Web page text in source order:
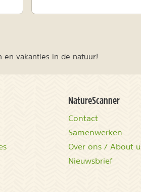
en vakanties in de natuur!
NatureScanner
Contact
Samenwerken
Over ons / About
Nieuwsbrief